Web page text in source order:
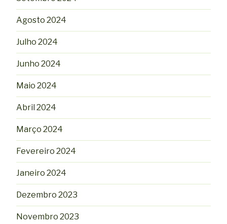
Agosto 2024
Julho 2024
Junho 2024
Maio 2024
Abril 2024
Março 2024
Fevereiro 2024
Janeiro 2024
Dezembro 2023
Novembro 2023